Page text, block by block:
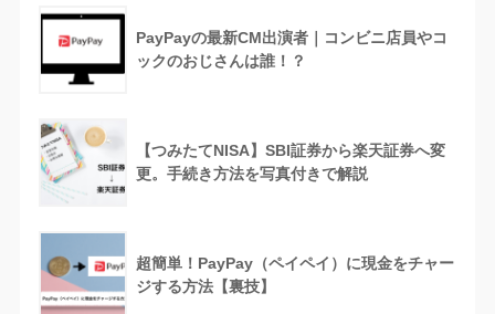
PayPayの最新CM出演者｜コンビニ店員やコ
ックのおじさんは誰！？
【つみたてNISA】SBI証券から楽天証券へ変
更。手続き方法を写真付きで解説
超簡単！PayPay（ペイペイ）に現金をチャー
ジする方法【裏技】